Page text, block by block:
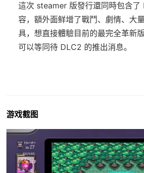
這次 steamer 版發行還同時包含了
容，額外面鲜增了戰鬥、劇情、大
具，想直接體驗目前的最完全革新
可以等同待 DLC2 的推出消息。
游戏截图